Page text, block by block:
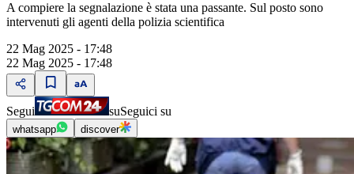
A compiere la segnalazione è stata una passante. Sul posto sono
intervenuti gli agenti della polizia scientifica
22 Mag 2025 - 17:48
22 Mag 2025 - 17:48
Segui suSeguici su
whatsapp discover